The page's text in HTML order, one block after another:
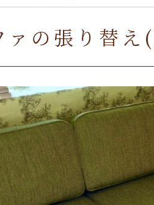
の張り替え(